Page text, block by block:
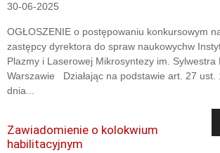
30-06-2025
OGŁOSZENIE o postępowaniu konkursowym
zastępcy dyrektora do spraw naukowychw
Plazmy i Laserowej Mikrosyntezy im. Sylwestra
Warszawie Działając na podstawie art. 27 ust.
dnia...
Zawiadomienie o kolokwium
habilitacyjnym